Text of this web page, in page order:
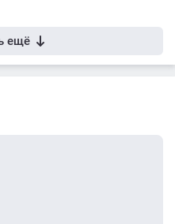
ещё